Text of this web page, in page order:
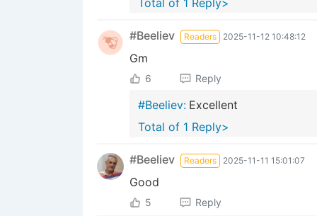
Total of 1 Reply>
#Beeliev Readers 2025-11-12 10:48:12
Gm
6 Reply
#Beeliev: Excellent
Total of 1 Reply>
#Beeliev Readers 2025-11-11 15:01:07
Good
5 Reply